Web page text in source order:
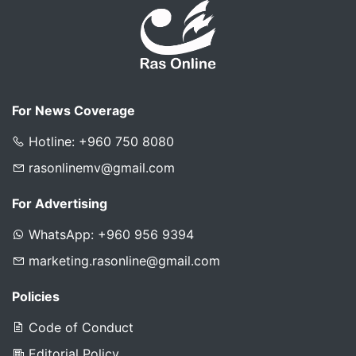
For News Coverage
Hotline: +960 750 8080
rasonlinemv@gmail.com
For Advertising
WhatsApp: +960 956 9394
marketing.rasonline@gmail.com
Policies
Code of Conduct